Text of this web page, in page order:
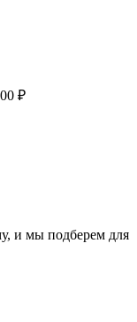
₽
и мы подберем для